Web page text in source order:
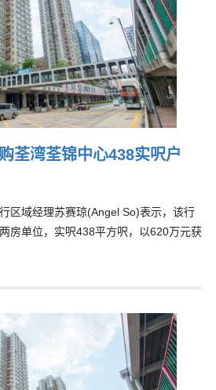
荃湾荃锦中心438实呎户
区域经理苏赛琼(Angel So)表示，该行
房单位，实呎438平方呎，以620万元获